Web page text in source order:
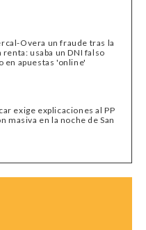
Overa un fraude tras la
usaba un DNI falso
en apuestas 'online'
exige explicaciones al PP
masiva en la noche de San